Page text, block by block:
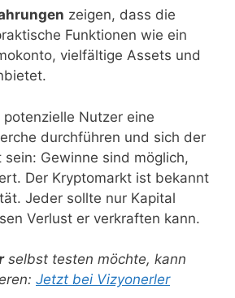
zeigen, dass die
Funktionen wie ein
vielfältige Assets und
Nutzer eine
durchführen und sich der
sein: Gewinne sind möglich,
Der Kryptomarkt ist bekannt
Jeder sollte nur Kapital
Verlust er verkraften kann.
selbst testen möchte, kann
Jetzt bei Vizyonerler